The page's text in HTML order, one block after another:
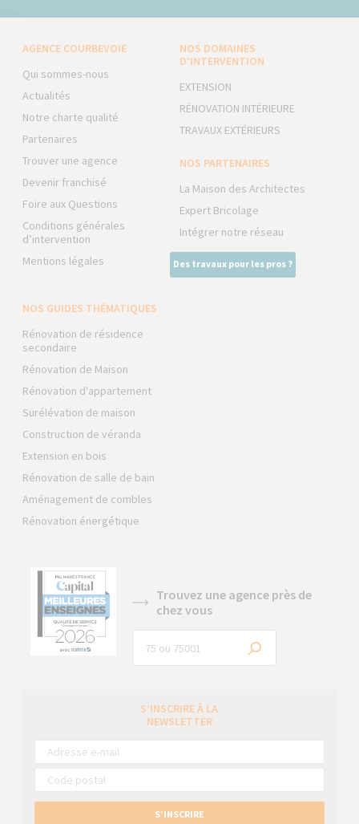
AGENCE COURBEVOIE
Qui sommes-nous
Actualités
Notre charte qualité
Partenaires
Trouver une agence
Devenir franchisé
Foire aux Questions
Conditions générales
d’intervention
Mentions légales
NOS DOMAINES
D’INTERVENTION
EXTENSION
RÉNOVATION INTÉRIEURE
TRAVAUX EXTÉRIEURS
NOS PARTENAIRES
La Maison des Architectes
Expert Bricolage
Intégrer notre réseau
Des travaux pour les pros ?
NOS GUIDES THÉMATIQUES
Rénovation de résidence
secondaire
Rénovation de Maison
Rénovation d'appartement
Surélévation de maison
Construction de véranda
Extension en bois
Rénovation de salle de bain
Aménagement de combles
Rénovation énergétique
Trouvez une agence près de
chez vous
S’INSCRIRE À LA
NEWSLETTER
S’INSCRIRE